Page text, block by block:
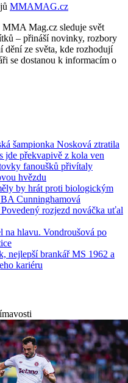
MMAMAG.cz
Mag.cz sleduje svět
– přináší novinky, rozbory
dění ze světa, kde rozhodují
se dostanou k informacím o
šampionka Nosková ztratila
jde překvapivě z kola ven
fanoušků přivítaly
hvězdu
by hrát proti biologickým
Cunninghamová
rozjezd nováčka uťal
na hlavu. Vondroušová po
nejlepší brankář MS 1962 a
kariéru